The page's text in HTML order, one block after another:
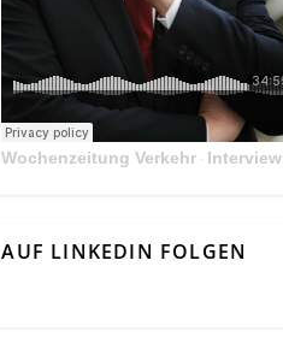
Wochenzeitung Verkehr · Interview Mit Andreas Matthä, CEO der ÖBB Holding
AUF LINKEDIN FOLGEN